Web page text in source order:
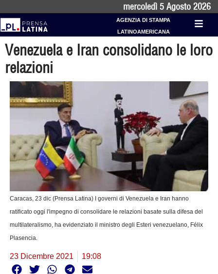
mercoledì 5 Agosto 2026
AGENZIA DI STAMPA
LATINOAMERICANA
Venezuela e Iran consolidano le loro
relazioni
Caracas, 23 dic (Prensa Latina) I governi di Venezuela e Iran hanno
ratificato oggi l'impegno di consolidare le relazioni basate sulla difesa del
multilateralismo, ha evidenziato il ministro degli Esteri venezuelano, Félix
Plasencia.
23 Dicembre 2021 19:08